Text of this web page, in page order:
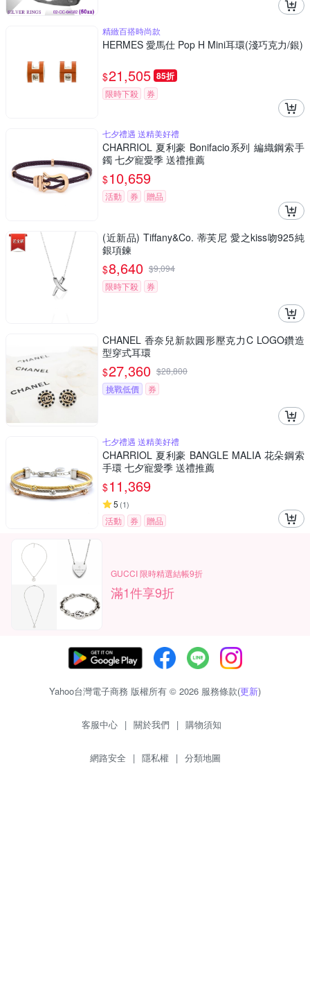
精緻百搭時尚款
HERMES 愛馬仕 Pop H Mini耳環(淺巧克力/銀)
$21,505 85折
限時下殺 券
七夕禮遇 送精美好禮
CHARRIOL 夏利豪 Bonifacio系列 編織鋼索手
鐲 七夕寵愛季 送禮推薦
$10,659
活動 券 贈品
(近新品) Tiffany&Co. 蒂芙尼 愛之kiss吻925純
銀項鍊
$8,640 $9,094
限時下殺
券
CHANEL 香奈兒新款圓形壓克力C LOGO鑽造
型穿式耳環
$27,360 $28,800
挑戰低價
券
七夕禮遇 送精美好禮
CHARRIOL 夏利豪 BANGLE MALIA 花朵鋼索
手環 七夕寵愛季 送禮推薦
$11,369
5 (1)
活動 券 贈品
GUCCI 限時精選結帳9折
滿1件享9折
Yahoo台灣電子商務 版權所有 © 2026 服務條款(更新)
客服中心 | 關於我們 | 購物須知
網路安全 | 隱私權 | 分類地圖